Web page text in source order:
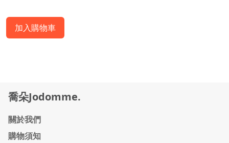
加入購物車
喬朵Jodomme.
關於我們
購物須知